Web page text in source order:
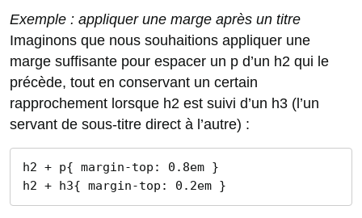
Exemple : appliquer une marge après un titre
Imaginons que nous souhaitions appliquer une
marge suffisante pour espacer un p d’un h2 qui le
précède, tout en conservant un certain
rapprochement lorsque h2 est suivi d’un h3 (l’un
servant de sous-titre direct à l’autre) :
h2 + p{ margin-top: 0.8em }
h2 + h3{ margin-top: 0.2em }